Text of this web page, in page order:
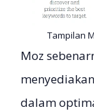
Tampilan
Moz
dalam